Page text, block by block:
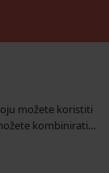
možete koristiti
kombinirati s
je možete
ćete pronaći